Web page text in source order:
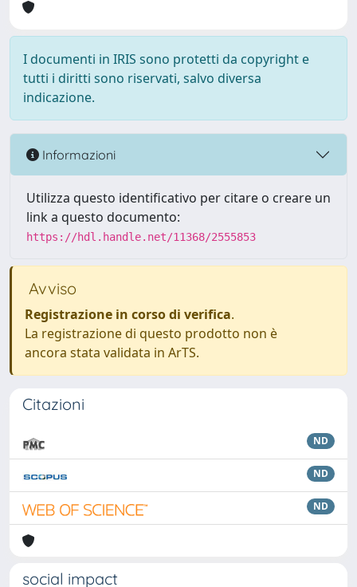
I documenti in IRIS sono protetti da copyright e
tutti i diritti sono riservati, salvo diversa
indicazione.
Informazioni
Utilizza questo identificativo per citare o creare un
link a questo documento:
https://hdl.handle.net/11368/2555853
Avviso
Registrazione in corso di verifica.
La registrazione di questo prodotto non è
ancora stata validata in ArTS.
Citazioni
ND
ND
ND
social impact